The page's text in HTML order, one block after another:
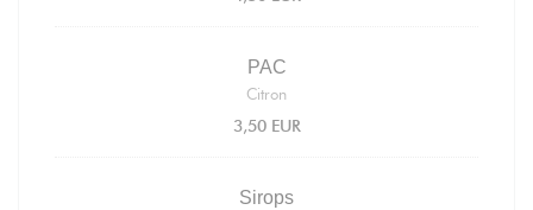
PAC
Citron
3,50 EUR
Sirops